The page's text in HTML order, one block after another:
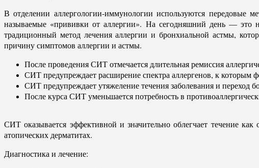
В отделении аллергологии-иммунологии используются
называемые «прививки от аллергии». На сегодняшний день — это
традиционный метод лечения аллергии и бронхиальной астмы,
причину симптомов аллергии и астмы.
После проведения СИТ отмечается длительная ремиссия
СИТ предупреждает расширение спектра аллергенов, к которым
СИТ предупреждает утяжеление течения заболевания и переход
После курса СИТ уменьшается потребность в
СИТ оказывается эффективной и значительно облегчает течение
атопических дерматитах.
Диагностика и лечение: